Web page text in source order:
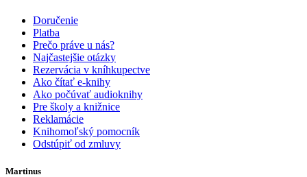
Doručenie
Platba
Prečo práve u nás?
Najčastejšie otázky
Rezervácia v kníhkupectve
Ako čítať e-knihy
Ako počúvať audioknihy
Pre školy a knižnice
Reklamácie
Knihomoľský pomocník
Odstúpiť od zmluvy
Martinus